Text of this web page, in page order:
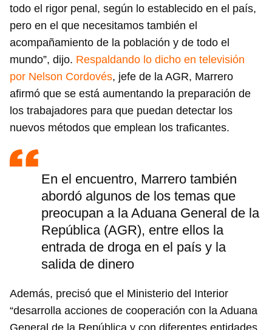
Guardar como favorito
todo el rigor penal, según lo establecido en el país,
pero en el que necesitamos también el
acompañamiento de la población y de todo el
mundo”, dijo. Respaldando lo dicho en televisión
por Nelson Cordovés, jefe de la AGR, Marrero
afirmó que se está aumentando la preparación de
los trabajadores para que puedan detectar los
nuevos métodos que emplean los traficantes.
En el encuentro, Marrero también
abordó algunos de los temas que
preocupan a la Aduana General de la
República (AGR), entre ellos la
entrada de droga en el país y la
salida de dinero
Además, precisó que el Ministerio del Interior
“desarrolla acciones de cooperación con la Aduana